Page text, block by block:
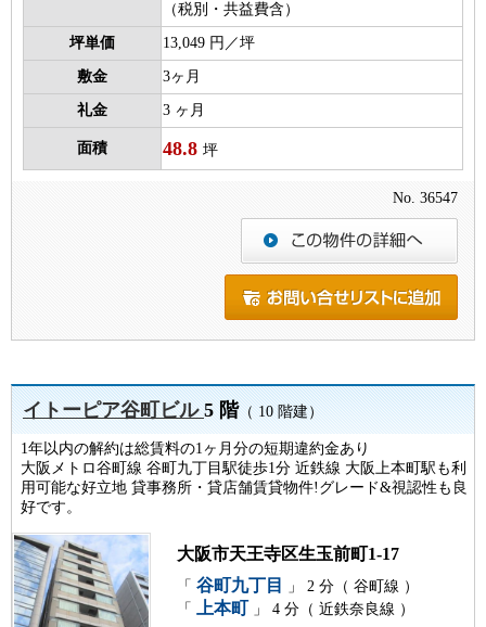
（税別・共益費含）
坪単価 13,049 円／坪
敷金 3ヶ月
礼金 3 ヶ月
面積 48.8 坪
No. 36547
イトーピア谷町ビル5 階（ 10 階建）
1年以内の解約は総賃料の1ヶ月分の短期違約金あり
大阪メトロ谷町線 谷町九丁目駅徒歩1分 近鉄線 大阪上本町駅も利
用可能な好立地 貸事務所・貸店舗賃貸物件!グレード&視認性も良
好です。
大阪市天王寺区生玉前町1-17
「 谷町九丁目
」 2 分（ 谷町線 ）
「 上本町 」 4 分（ 近鉄奈良線 ）